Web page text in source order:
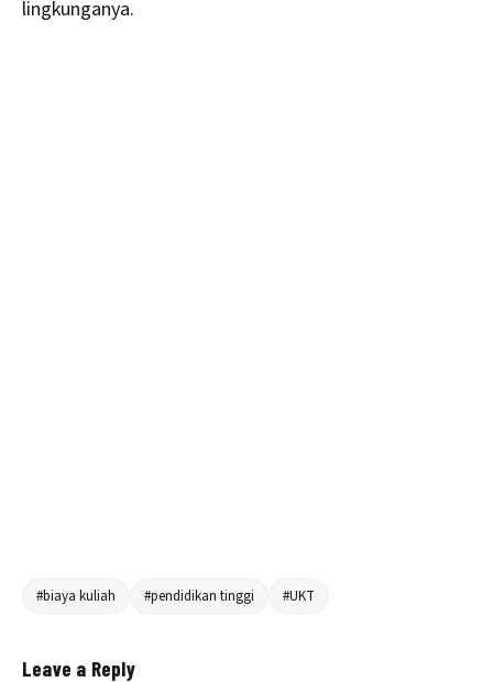
lingkunganya.
#biaya kuliah #pendidikan tinggi #UKT
Leave a Reply